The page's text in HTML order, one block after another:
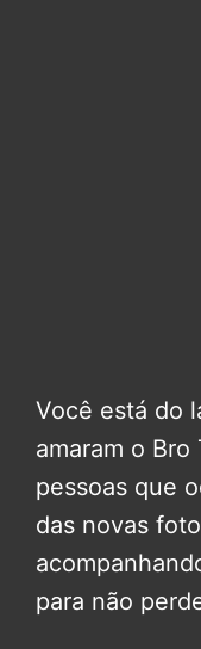
Você está do
amaram o
pessoas que
das novas
para não